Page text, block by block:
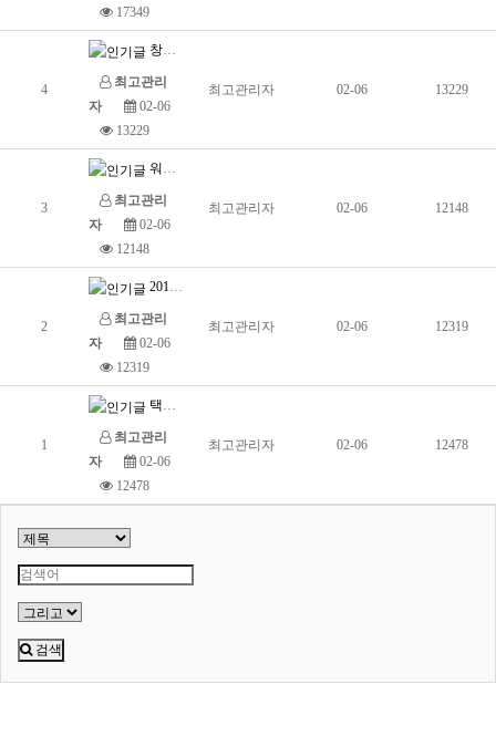
17349
4
창고주소 관련 공지사항입니다.
최고관리
자
02-06
13229
최고관리자 02-06 13229
3
워크샵 공지입니다.
최고관리
자
02-06
12148
최고관리자 02-06 12148
2
2018년 설 휴무 공지입니다.
최고관리
자
02-06
12319
최고관리자 02-06 12319
1
택배 배송 공지입니다.
최고관리
자
02-06
12478
최고관리자 02-06 12478
검색